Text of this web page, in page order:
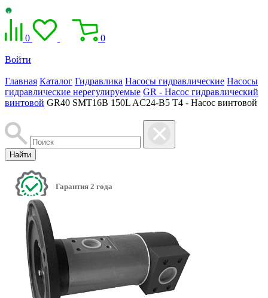
0 0
Войти
Главная Каталог Гидравлика Насосы гидравлические Насосы
гидравлические нерегулируемые GR - Насос гидравлический
винтовой GR40 SMT16B 150L AC24-B5 T4 - Насос винтовой
Найти
Гарантия 2 года